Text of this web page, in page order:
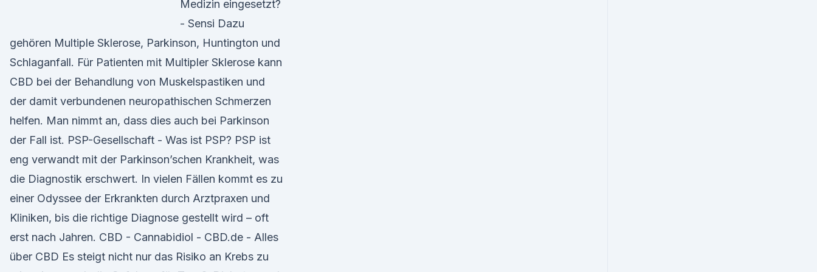
Medizin eingesetzt?
- Sensi Dazu
gehören Multiple Sklerose, Parkinson, Huntington und
Schlaganfall. Für Patienten mit Multipler Sklerose kann
CBD bei der Behandlung von Muskelspastiken und
der damit verbundenen neuropathischen Schmerzen
helfen. Man nimmt an, dass dies auch bei Parkinson
der Fall ist. PSP-Gesellschaft - Was ist PSP? PSP ist
eng verwandt mit der Parkinson’schen Krankheit, was
die Diagnostik erschwert. In vielen Fällen kommt es zu
einer Odyssee der Erkrankten durch Arztpraxen und
Kliniken, bis die richtige Diagnose gestellt wird – oft
erst nach Jahren. CBD - Cannabidiol - CBD.de - Alles
über CBD Es steigt nicht nur das Risiko an Krebs zu